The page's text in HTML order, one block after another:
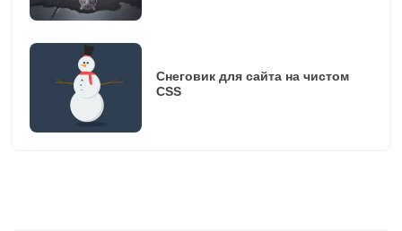
Снеговик для сайта на чистом
CSS